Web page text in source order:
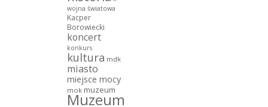
wojna światowa
Kacper
Borowiecki
koncert
konkurs
kultura mdk
miasto
miejsce mocy
mok muzeum
Muzeum